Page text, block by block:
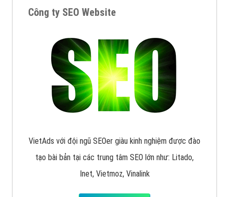
Công ty SEO Website
VietAds với đội ngũ SEOer giàu kinh nghiệm được đào
tạo bài bản tại các trung tâm SEO lớn như: Litado,
Inet, Vietmoz, Vinalink